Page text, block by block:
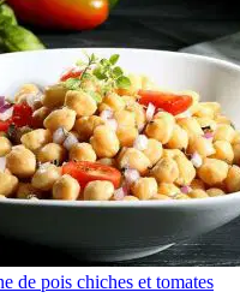
de pois chiches et tomates